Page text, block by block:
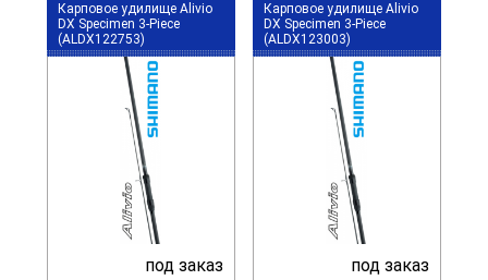
Карповое удилище Alivio
DX Specimen 3-Piece
(ALDX122753)
под заказ
Карповое удилище Alivio
DX Specimen 3-Piece
(ALDX123003)
под заказ